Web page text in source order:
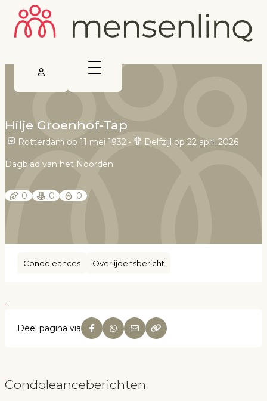
Hilje Groenhof-Tap
Rotterdam op 11 mei 1932 • Delfzijl op 22 april 2026
Dagblad van het Noorden
0 0 0
Condoleances Overlijdensbericht
Deel pagina via
Condoleanceberichten